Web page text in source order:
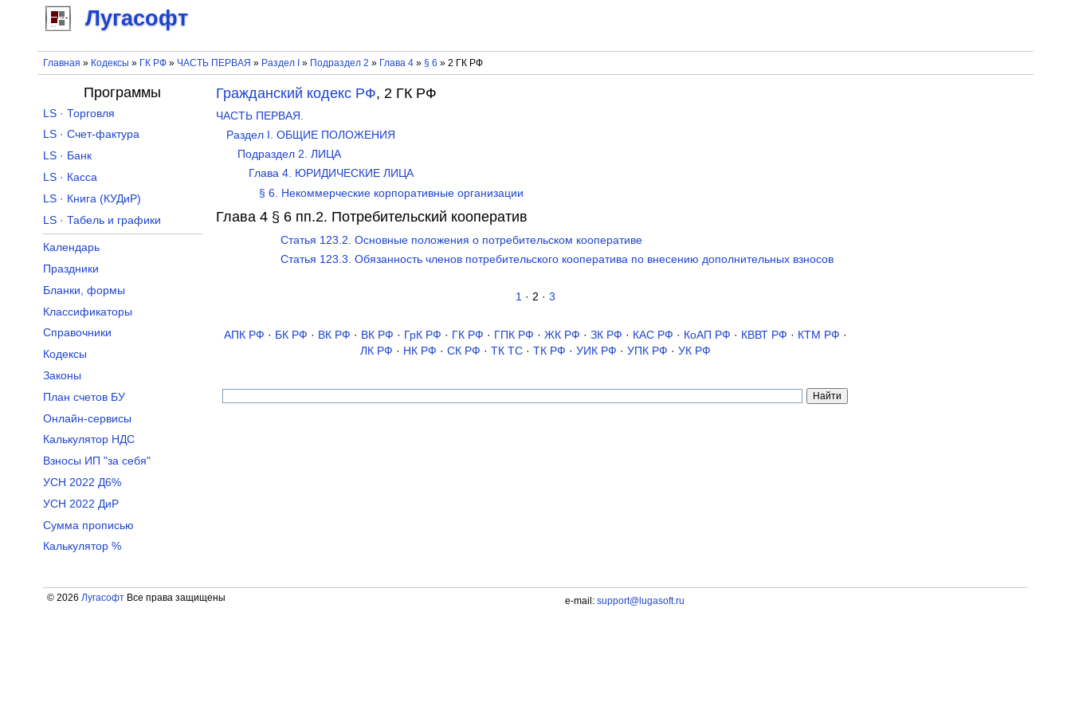
Лугасофт
Главная » Кодексы » ГК РФ» ЧАСТЬ ПЕРВАЯ » Раздел I » Подраздел 2 » Глава 4» § 6 » 2 ГК РФ
Гражданский кодекс РФ, 2 ГК РФ
ЧАСТЬ ПЕРВАЯ.
Раздел I. ОБЩИЕ ПОЛОЖЕНИЯ
Подраздел 2. ЛИЦА
Глава 4. ЮРИДИЧЕСКИЕ ЛИЦА
§ 6. Некоммерческие корпоративные организации
Глава 4 § 6 пп.2. Потребительский кооператив
Статья 123.2. Основные положения о потребительском кооперативе
Статья 123.3. Обязанность членов потребительского кооператива по внесению дополнительных взносов
1 · 2 · 3
АПК РФ · БК РФ · ВК РФ · ВК РФ · ГрК РФ · ГК РФ · ГПК РФ · ЖК РФ · ЗК РФ · КАС РФ · КоАП РФ · КВВТ РФ · КТМ РФ ·
ЛК РФ · НК РФ · СК РФ · ТК TC · ТК РФ · УИК РФ · УПК РФ · УК РФ
Программы
LS · Торговля
LS · Счет-фактура
LS · Банк
LS · Касса
LS · Книга (КУДиР)
LS · Табель и графики
Календарь
Праздники
Бланки, формы
Классификаторы
Справочники
Кодексы
Законы
План счетов БУ
Онлайн-сервисы
Калькулятор НДС
Взносы ИП "за себя"
УСН 2022 Д6%
УСН 2022 ДиР
Сумма прописью
Калькулятор %
© 2026 ЛугасофтВсе права защищены e-mail: support@lugasoft.ru